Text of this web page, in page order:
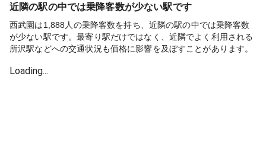
近隣の駅の中では乗降客数が少ない駅です
西武園は1,888人の乗降客数を持ち、近隣の駅の中では乗降客数
が少ない駅です。最寄り駅だけではなく、近隣でよく利用される
所沢駅などへの交通状況も価格に影響を及ぼすことがあります。
Loading...